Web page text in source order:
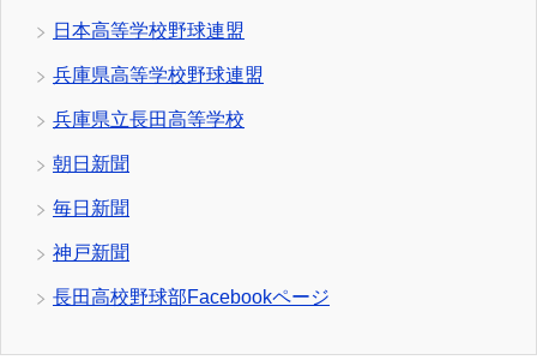
日本高等学校野球連盟
兵庫県高等学校野球連盟
兵庫県立長田高等学校
朝日新聞
毎日新聞
神戸新聞
長田高校野球部Facebookページ